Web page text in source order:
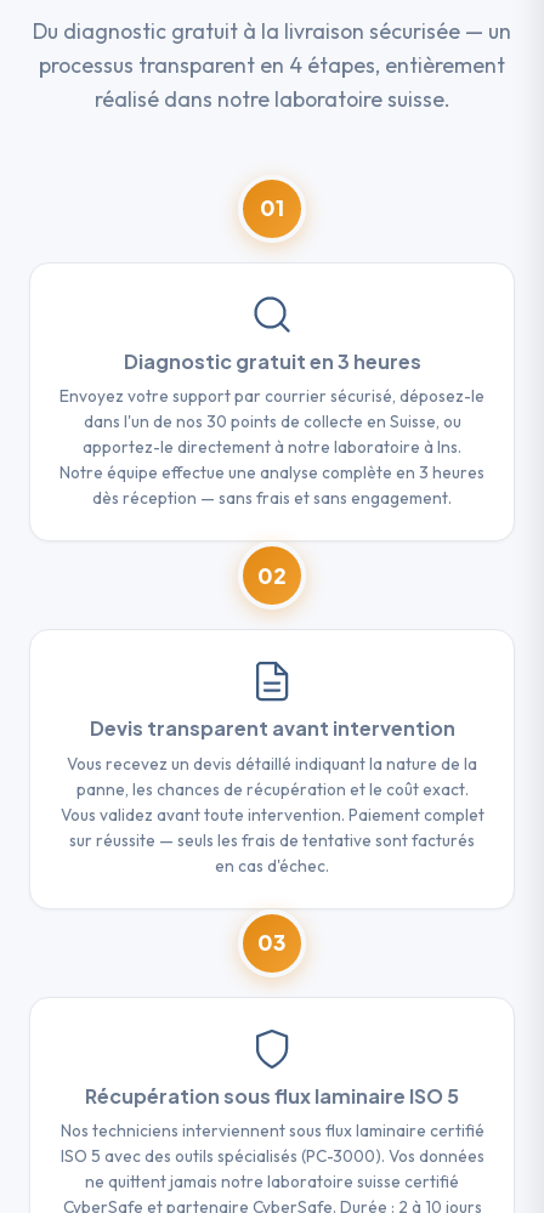
Du diagnostic gratuit à la livraison sécurisée — un
processus transparent en 4 étapes, entièrement
réalisé dans notre laboratoire suisse.
01
Diagnostic gratuit en 3 heures
Envoyez votre support par courrier sécurisé, déposez-le
dans l'un de nos 30 points de collecte en Suisse, ou
apportez-le directement à notre laboratoire à Ins.
Notre équipe effectue une analyse complète en 3 heures
dès réception — sans frais et sans engagement.
02
Devis transparent avant intervention
Vous recevez un devis détaillé indiquant la nature de la
panne, les chances de récupération et le coût exact.
Vous validez avant toute intervention. Paiement complet
sur réussite — seuls les frais de tentative sont facturés
en cas d'échec.
03
Récupération sous flux laminaire ISO 5
Nos techniciens interviennent sous flux laminaire certifié
ISO 5 avec des outils spécialisés (PC-3000). Vos données
ne quittent jamais notre laboratoire suisse certifié
CyberSafe et partenaire CyberSafe. Durée : 2 à 10 jours